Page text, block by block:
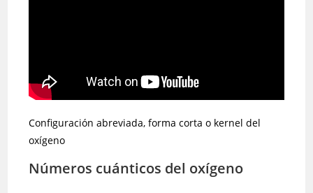
Configuración abreviada, forma corta o kernel del
oxígeno
Números cuánticos del oxígeno